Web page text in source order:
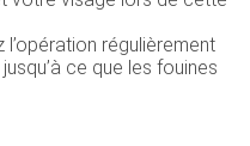
l’opération régulièrement
ce que les fouines